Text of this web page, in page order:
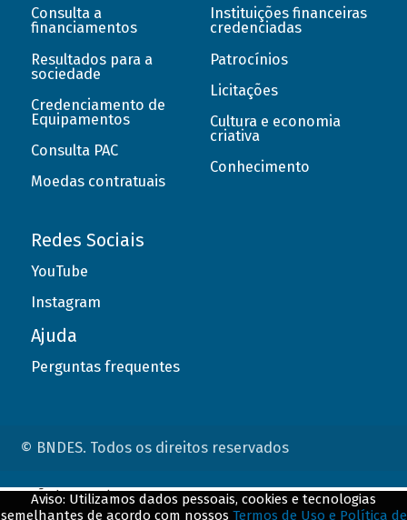
Consulta a
financiamentos
Resultados para a
sociedade
Credenciamento de
Equipamentos
Consulta PAC
Moedas contratuais
Instituições financeiras
credenciadas
Patrocínios
Licitações
Cultura e economia
criativa
Conhecimento
Redes Sociais
YouTube
Instagram
Ajuda
Perguntas frequentes
© BNDES. Todos os direitos reservados
Aviso: Utilizamos dados pessoais, cookies e tecnologias
semelhantes de acordo com nossos Termos de Uso e Política de
ConteÃºdo complementar